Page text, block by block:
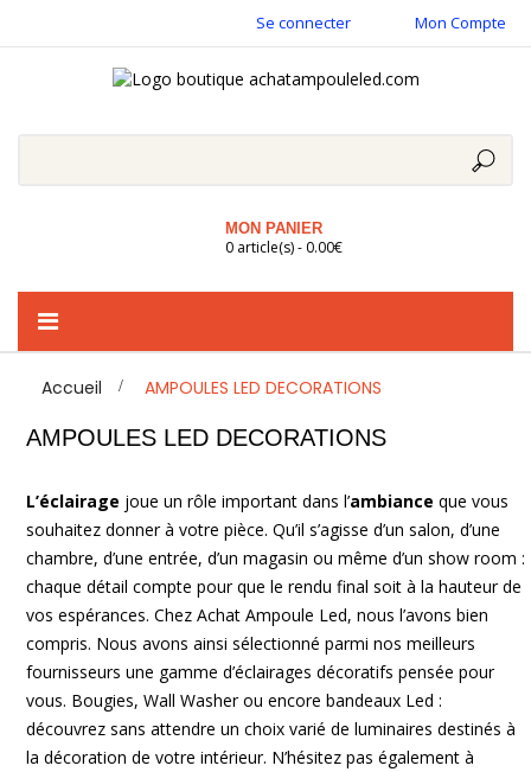
Se connecter Mon Compte
MON PANIER
0 article(s) - 0.00€
Basculer
la
navigation
Accueil > AMPOULES LED DECORATIONS
AMPOULES LED DECORATIONS
L’éclairage joue un rôle important dans l’ambiance que vous
souhaitez donner à votre pièce. Qu’il s’agisse d’un salon, d’une
chambre, d’une entrée, d’un magasin ou même d’un show room :
chaque détail compte pour que le rendu final soit à la hauteur de
vos espérances. Chez Achat Ampoule Led, nous l’avons bien
compris. Nous avons ainsi sélectionné parmi nos meilleurs
fournisseurs une gamme d’éclairages décoratifs pensée pour
vous. Bougies, Wall Washer ou encore bandeaux Led :
découvrez sans attendre un choix varié de luminaires destinés à
la décoration de votre intérieur. N’hésitez pas également à